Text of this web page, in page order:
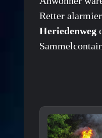
Retter
Heriedenweg